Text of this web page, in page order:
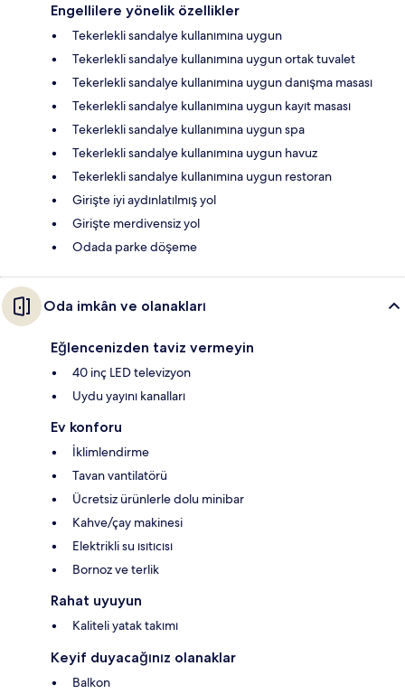
Engellilere yönelik özellikler
Tekerlekli sandalye kullanımına uygun
Tekerlekli sandalye kullanımına uygun ortak tuvalet
Tekerlekli sandalye kullanımına uygun danışma masası
Tekerlekli sandalye kullanımına uygun kayıt masası
Tekerlekli sandalye kullanımına uygun spa
Tekerlekli sandalye kullanımına uygun havuz
Tekerlekli sandalye kullanımına uygun restoran
Girişte iyi aydınlatılmış yol
Girişte merdivensiz yol
Odada parke döşeme
Oda imkân ve olanakları
Eğlencenizden taviz vermeyin
40 inç LED televizyon
Uydu yayını kanalları
Ev konforu
İklimlendirme
Tavan vantilatörü
Ücretsiz ürünlerle dolu minibar
Kahve/çay makinesi
Elektrikli su ısıtıcısı
Bornoz ve terlik
Rahat uyuyun
Kaliteli yatak takımı
Keyif duyacağınız olanaklar
Balkon